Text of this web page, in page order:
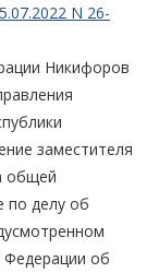
N 26-
Никифоров
заместителя
общей
по делу об
Федерации об